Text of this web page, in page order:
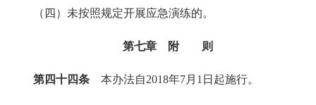
（四）未按照规定开展应急演练的。
第七章 附 则
第四十四条 本办法自2018年7月1日起施行。